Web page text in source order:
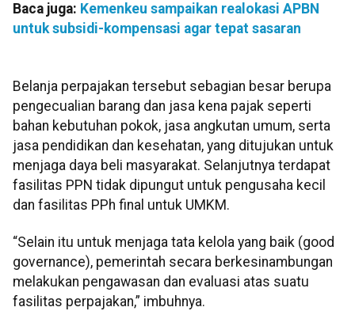
Baca juga: Kemenkeu sampaikan realokasi APBN
untuk subsidi-kompensasi agar tepat sasaran
Belanja perpajakan tersebut sebagian besar berupa
pengecualian barang dan jasa kena pajak seperti
bahan kebutuhan pokok, jasa angkutan umum, serta
jasa pendidikan dan kesehatan, yang ditujukan untuk
menjaga daya beli masyarakat. Selanjutnya terdapat
fasilitas PPN tidak dipungut untuk pengusaha kecil
dan fasilitas PPh final untuk UMKM.
“Selain itu untuk menjaga tata kelola yang baik (good
governance), pemerintah secara berkesinambungan
melakukan pengawasan dan evaluasi atas suatu
fasilitas perpajakan,” imbuhnya.